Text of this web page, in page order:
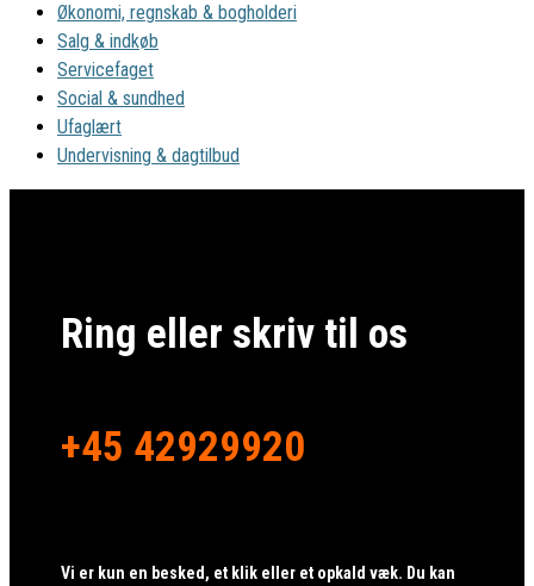
Økonomi, regnskab & bogholderi
Salg & indkøb
Servicefaget
Social & sundhed
Ufaglært
Undervisning & dagtilbud
Ring eller skriv til os
+45 42929920
Vi er kun en besked, et klik eller et opkald væk. Du kan